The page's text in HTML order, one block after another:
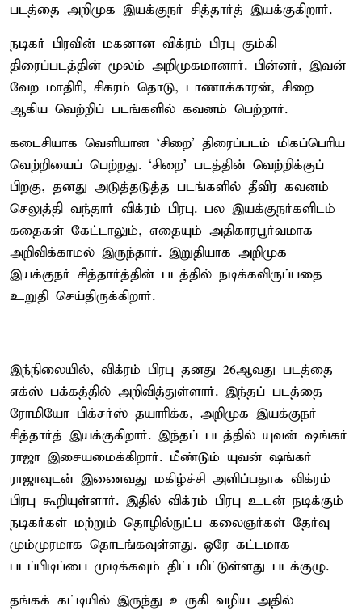
படத்தை அறிமுக இயக்குநர் சித்தார்த் இயக்குகிறார்.
நடிகர் பிரவின் மகனான விக்ரம் பிரபு கும்கி
திரைப்படத்தின் மூலம் அறிமுகமானார். பின்னர், இவன்
வேற மாதிரி, சிகரம் தொடு, டாணாக்காரன், சிறை
ஆகிய வெற்றிப் படங்களில் கவனம் பெற்றார்.
கடைசியாக வெளியான ‘சிறை’ திரைப்படம் மிகப்பெரிய
வெற்றியைப் பெற்றது. ‘சிறை’ படத்தின் வெற்றிக்குப்
பிறகு, தனது அடுத்தடுத்த படங்களில் தீவிர கவனம்
செலுத்தி வந்தார் விக்ரம் பிரபு. பல இயக்குநர்களிடம்
கதைகள் கேட்டாலும், எதையும் அதிகாரபூர்வமாக
அறிவிக்காமல் இருந்தார். இறுதியாக அறிமுக
இயக்குநர் சித்தார்த்தின் படத்தில் நடிக்கவிருப்பதை
உறுதி செய்திருக்கிறார்.
இந்நிலையில், விக்ரம் பிரபு தனது 26ஆவது படத்தை
எக்ஸ் பக்கத்தில் அறிவித்துள்ளார். இந்தப் படத்தை
ரோமியோ பிக்சர்ஸ் தயாரிக்க, அறிமுக இயக்குநர்
சித்தார்த் இயக்குகிறார். இந்தப் படத்தில் யுவன் ஷங்கர்
ராஜா இசையமைக்கிறார். மீண்டும் யுவன் ஷங்கர்
ராஜாவுடன் இணைவது மகிழ்ச்சி அளிப்பதாக விக்ரம்
பிரபு கூறியுள்ளார். இதில் விக்ரம் பிரபு உடன் நடிக்கும்
நடிகர்கள் மற்றும் தொழில்நுட்ப கலைஞர்கள் தேர்வு
மும்முரமாக தொடங்கவுள்ளது. ஒரே கட்டமாக
படப்பிடிப்பை முடிக்கவும் திட்டமிட்டுள்ளது படக்குழு.
தங்கக் கட்டியில் இருந்து உருகி வழிய அதில்